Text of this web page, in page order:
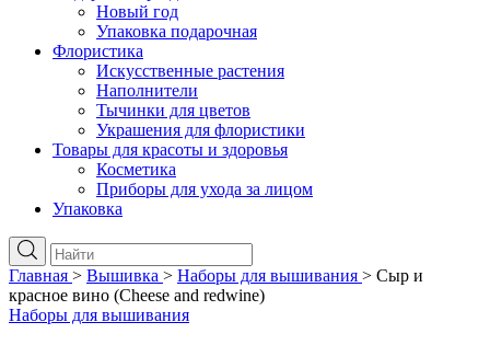
Новый год
Упаковка подарочная
Флористика
Искусственные растения
Наполнители
Тычинки для цветов
Украшения для флористики
Товары для красоты и здоровья
Косметика
Приборы для ухода за лицом
Упаковка
Главная > Вышивка > Наборы для вышивания > Сыр и
красное вино (Cheese and redwine)
Наборы для вышивания